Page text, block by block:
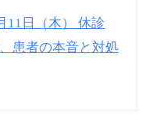
日（木） 休診
患者の本音と対処